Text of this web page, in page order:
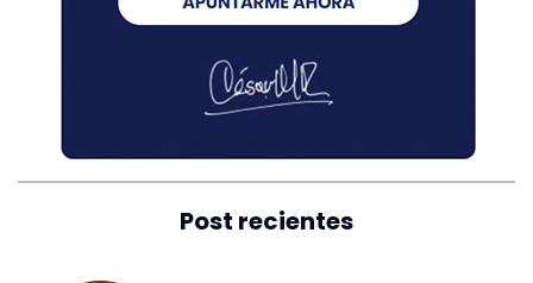
Post recientes